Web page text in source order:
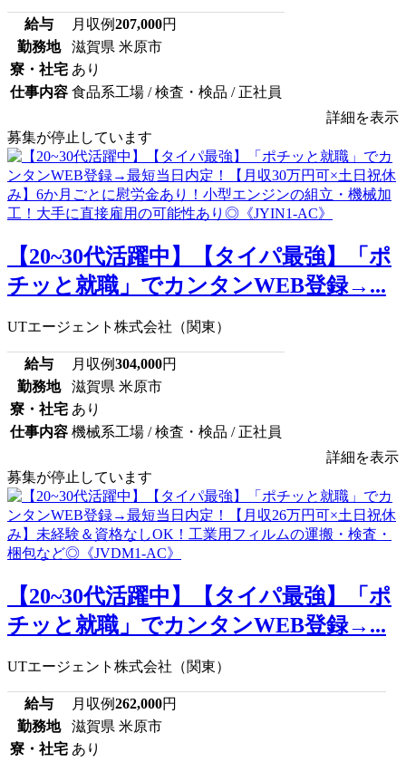
給与 月収例207,000円
勤務地
滋賀県 米原市
寮・社宅 あり
仕事内容 食品系工場 / 検査・検品 / 正社員
詳細を表示
募集が停止しています
【20~30代活躍中】【タイパ最強】「ポ
チッと就職」でカンタンWEB登録→...
UTエージェント株式会社（関東）
給与 月収例304,000円
勤務地
滋賀県 米原市
寮・社宅 あり
仕事内容 機械系工場 / 検査・検品 / 正社員
詳細を表示
募集が停止しています
【20~30代活躍中】【タイパ最強】「ポ
チッと就職」でカンタンWEB登録→...
UTエージェント株式会社（関東）
給与 月収例262,000円
勤務地
滋賀県 米原市
寮・社宅 あり